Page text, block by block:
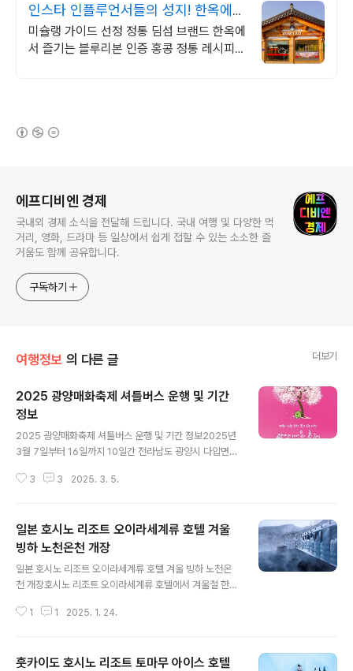
인스타 인플루언서들의 성지! 한옥에서
즐기는 질좋은 만두
미슐랭 가이드 선정 정통 딤섬 브랜드 한옥에
서 즐기는 블루리본 인증 홍콩 정통 레시피에
에프디비엔 경제
국내외 경제 소식을 전달해 드립니다. 국내 여행 및 다양한 먹
거리, 영화, 드라마 등 일상에서 쉽게 접할 수 있는 소소한 즐
거움도 함께 공유합니다.
구독하기
여행정보 의 다른 글 더보기
2025 광양매화축제 셔틀버스 운행 및 기간
정보
2025 광양매화축제 셔틀버스 운행 및 기간 정보2025년
3월 7일부터 16일까지 10일간 전라남도 광양시 다압면
다. 이 축제는 매화가 만개하는 시기에 맞춰 열리며, 매년
스 안내축제 개요기간: 2025년 3월 7일(금) ~ 3월 16일
(일) 장소: 전라남도 광양시 다압면 매화마을 일원 입장료:
성인 5,000원, 청소년 4,000원 (입장료는 지역상품권으
로 환급 가능) 무료 입장 대상: 6세 이하, 65세 이상, 19세
미만 광양시민, 장애인, 국가유공자, 참전유공자, 기초생활
수급자, 학생 인솔 교원 등 (증빙서류 지참 필요) 주요 프로
3 3 2025. 3. 5.
일본 호시노 리조트 오이라세계류 호텔 겨울
빙하 노천온천 개장
일본 호시노 리조트 오이라세계류 호텔 겨울 빙하 노천온
천 개장호시노 리조트 오이라세계류 호텔에서 겨울철 한정
나는 온천에 몸을 담그면서 푸른 얼음으로 빛나는 빙폭을
있으며 겨울의 강추위가 계속되면 폭포에서 흘러내리는 물
1 1 2025. 1. 24.
훗카이도 호시노 리조트 토마무 아이스 호텔